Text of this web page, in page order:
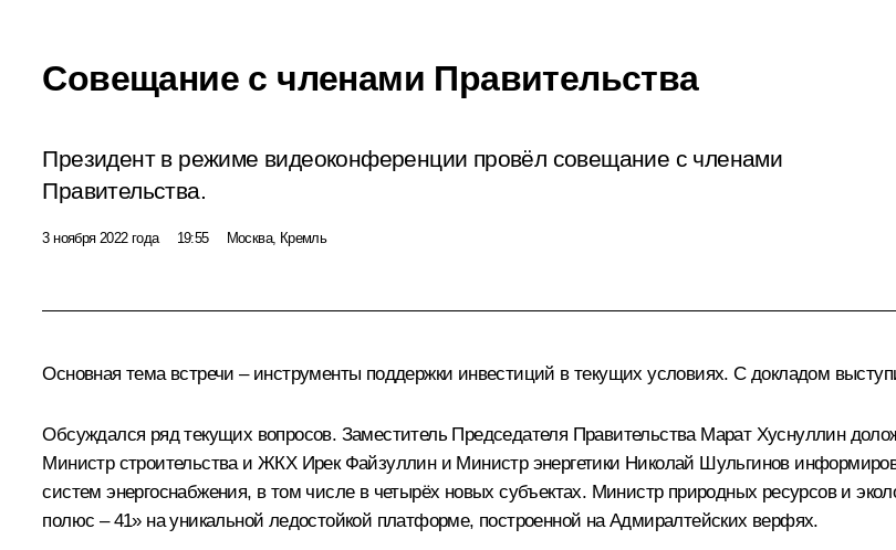
Совещание с членами Правительства
Президент в режиме видеоконференции провёл совещание с членами
Правительства.
3 ноября 2022 года 19:55 Москва, Кремль
Основная тема встречи – инструменты поддержки инвестиций в текущих условиях. С докладом
Обсуждался ряд текущих вопросов. Заместитель Председателя Правительства Марат Хуснуллин
Министр строительства и ЖКХ Ирек Файзуллини Министр энергетики Николай Шульгинов
систем энергоснабжения, в том числе в четырёх новых субъектах. Министр природных ресурсов и
полюс – 41» на уникальной ледостойкой платформе, построенной на Адмиралтейских верфях.